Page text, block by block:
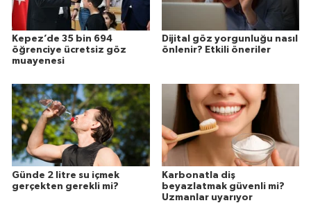
Kepez’de 35 bin 694
öğrenciye ücretsiz göz
muayenesi
Dijital göz yorgunluğu nasıl
önlenir? Etkili öneriler
Günde 2 litre su içmek
gerçekten gerekli mi?
Karbonatla diş
beyazlatmak güvenli mi?
Uzmanlar uyarıyor